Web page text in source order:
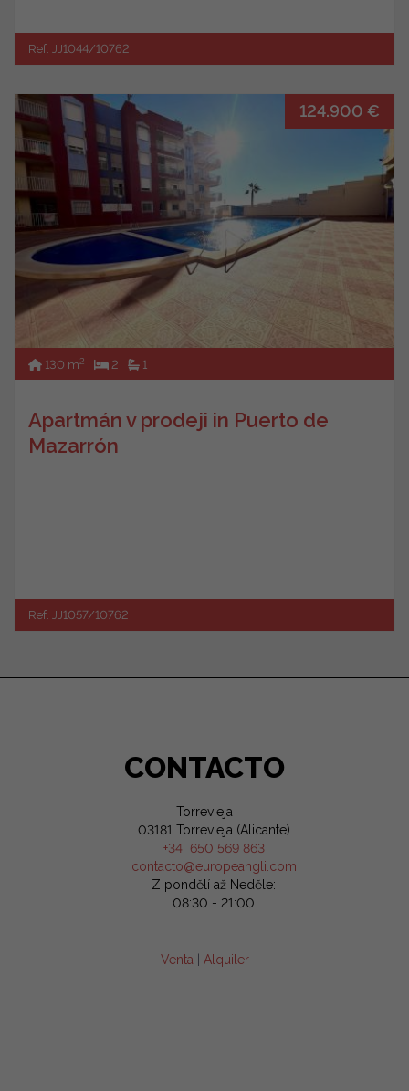
Ref. JJ1044/10762
124.900 €
130 m2 2 1
Apartmán v prodeji in Puerto de
Mazarrón
Ref. JJ1057/10762
CONTACTO
Torrevieja
03181 Torrevieja (Alicante)
+34 650 569 863
contacto@europeangli.com
Z pondělí až Neděle:
08:30 - 21:00
Venta Alquiler